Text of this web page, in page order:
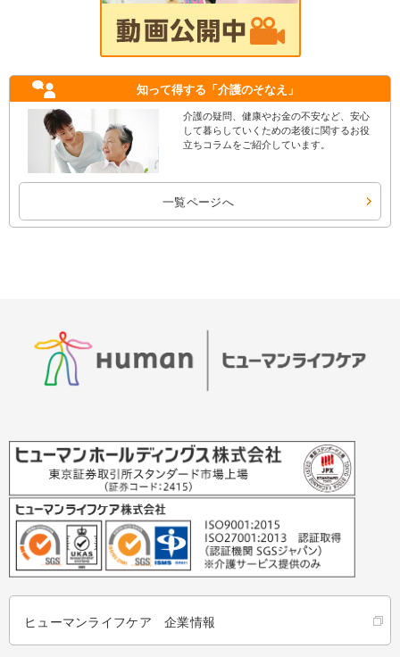
知って得する 「介護のそなえ」
介護の疑問、健康やお金の不安など、安心
して暮らしていくための老後に関するお役
立ちコラムをご紹介しています。
一覧ページへ
ヒューマンライフケア 企業情報